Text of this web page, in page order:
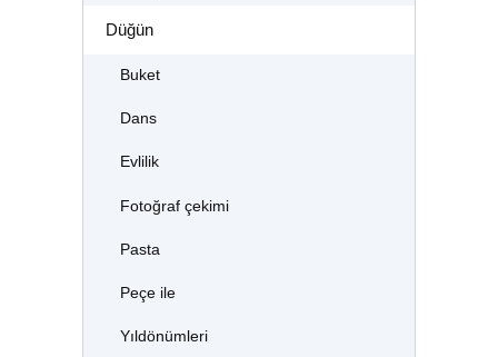
Düğün
Buket
Dans
Evlilik
Fotoğraf çekimi
Pasta
Peçe ile
Yıldönümleri